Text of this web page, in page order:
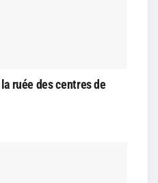
ruée des centres de